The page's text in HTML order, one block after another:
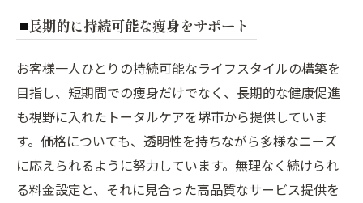
長期的に持続可能な痩身をサポート
お客様一人ひとりの持続可能なライフスタイルの構築を
目指し、短期間での痩身だけでなく、長期的な健康促進
も視野に入れたトータルケアを堺市から提供していま
す。価格についても、透明性を持ちながら多様なニーズ
に応えられるように努力しています。無理なく続けられ
る料金設定と、それに見合った高品質なサービス提供を